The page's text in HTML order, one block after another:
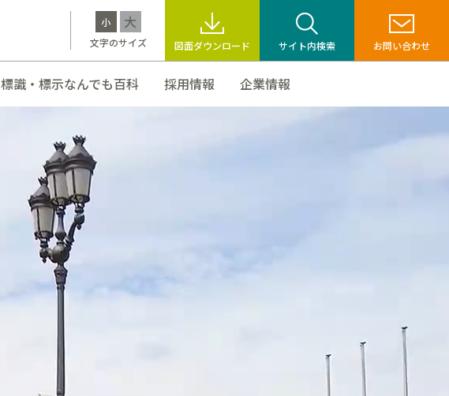
小 大
文字のサイズ 図面ダウンロード サイト内検索 お問い合わせ
標識・標示なんでも百科 採用情報 企業情報